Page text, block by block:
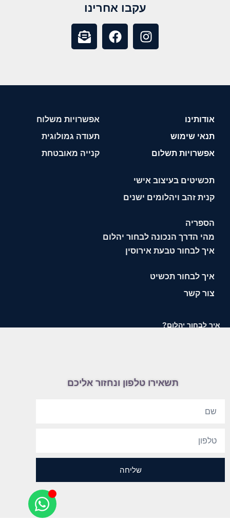
עקבו אחרינו
אודותינו
תנאי שימוש
אפשרויות תשלום
אפשרויות משלוח
תעודה גמולוגית
קנייה מאובטחת
תכשיטים בעיצוב אישי
קנית זהב ויהלומים ישנים
הספריה
מהי הדרך הנכונה לבחור יהלום
איך לבחור טבעת אירוסין
איך לבחור תכשיט
צור קשר
איך לבחור יהלום?
תשאירו טלפון ונחזור אליכם
שליחה